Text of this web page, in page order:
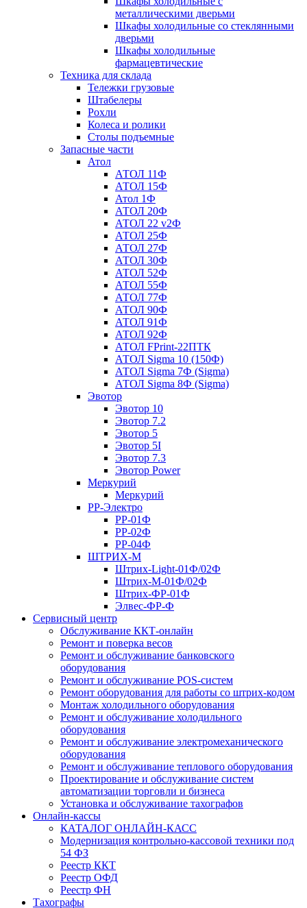
металлическими дверьми
Шкафы холодильные со стеклянными
дверьми
Шкафы холодильные
фармацевтические
Техника для склада
Тележки грузовые
Штабелеры
Рохли
Колеса и ролики
Столы подъемные
Запасные части
Атол
АТОЛ 11Ф
АТОЛ 15Ф
Атол 1Ф
АТОЛ 20Ф
АТОЛ 22 v2Ф
АТОЛ 25Ф
АТОЛ 27Ф
АТОЛ 30Ф
АТОЛ 52Ф
АТОЛ 55Ф
АТОЛ 77Ф
АТОЛ 90Ф
АТОЛ 91Ф
АТОЛ 92Ф
АТОЛ FPrint-22ПТК
АТОЛ Sigma 10 (150Ф)
АТОЛ Sigma 7Ф (Sigma)
АТОЛ Sigma 8Ф (Sigma)
Эвотор
Эвотор 10
Эвотор 7.2
Эвотор 5
Эвотор 5I
Эвотор 7.3
Эвотор Power
Меркурий
Меркурий
РР-Электро
РР-01Ф
РР-02Ф
РР-04Ф
ШТРИХ-М
Штрих-Light-01Ф/02Ф
Штрих-М-01Ф/02Ф
Штрих-ФР-01Ф
Элвес-ФР-Ф
Сервисный центр
Обслуживание ККТ-онлайн
Ремонт и поверка весов
Ремонт и обслуживание банковского
оборудования
Ремонт и обслуживание POS-систем
Ремонт оборудования для работы со штрих-кодом
Монтаж холодильного оборудования
Ремонт и обслуживание холодильного
оборудования
Ремонт и обслуживание электромеханического
оборудования
Ремонт и обслуживание теплового оборудования
Проектирование и обслуживание систем
автоматизации торговли и бизнеса
Установка и обслуживание тахографов
Онлайн-кассы
КАТАЛОГ ОНЛАЙН-КАСС
Модернизация контрольно-кассовой техники под
54 ФЗ
Реестр ККТ
Реестр ОФД
Реестр ФН
Тахографы